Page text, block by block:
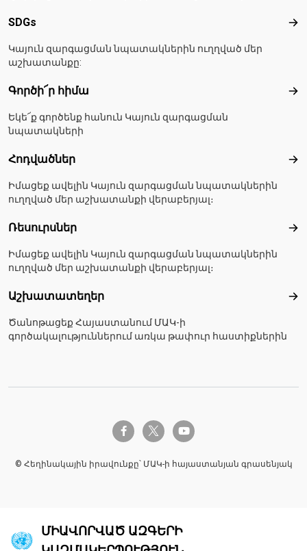
SDGs
Կայուն զարգացման նպատակներին ուղղված մեր
աշխատանքը:
Գործի՜ր հիմա
Եկե՜ք գործենք հանուն Կայուն զարգացման
նպատակների
Հոդվածներ
Իմացեք ավելին Կայուն զարգացման նպատակներին
ուղղված մեր աշխատանքի վերաբերյալ։
Ռեսուրսներ
Իմացեք ավելին Կայուն զարգացման նպատակներին
ուղղված մեր աշխատանքի վերաբերյալ։
Աշխատատեղեր
Ծանոթացեք Հայաստանում ՄԱԿ-ի
գործակալություններում առկա թափուր հաստիքներին
facebook-ftwitter-x youtube
© Հեղինակային իրավունքը՝ ՄԱԿ-ի հայաստանյան գրասենյակ
ՄԻԱՎՈՐՎԱԾ ԱԶԳԵՐԻ